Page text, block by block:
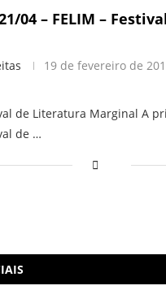
04 – FELIM –
19 de fevereiro de
de Literatura Marginal A
de …